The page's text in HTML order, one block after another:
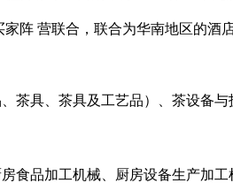
阵 营联合，联合为华南地区的酒
茶具、茶具及工艺品）、茶设备与
食品加工机械、厨房设备生产加